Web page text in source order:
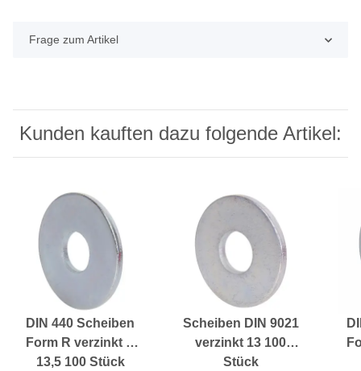
Frage zum Artikel
Kunden kauften dazu folgende Artikel:
DIN 440 Scheiben
Form R verzinkt R
13,5 100 Stück
Scheiben DIN 9021
verzinkt 13 100
Stück